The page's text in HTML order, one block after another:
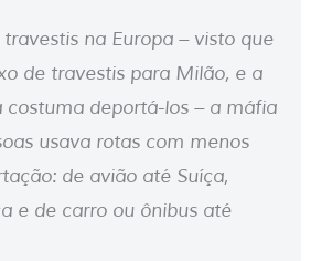
na Europa – visto que
de travestis para Milão, e a
costuma deportá-los – a máfia
usava rotas com menos
de avião até Suíça,
e de carro ou ônibus até